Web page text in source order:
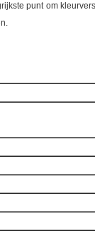
punt om